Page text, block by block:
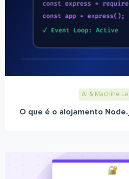
AI & Machine
O que é o alojamento